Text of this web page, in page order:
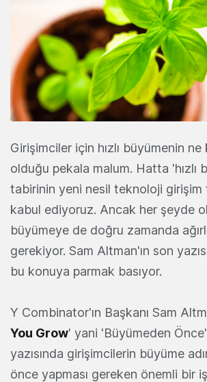
Girişimciler için hızlı büyümenin
olduğu pekala malum. Hatta 'hızlı
tabirinin yeni nesil teknoloji girişim
kabul ediyoruz. Ancak her şeyde
büyümeye de doğru zamanda
gerekiyor. Sam Altman'ın son
bu konuya parmak basıyor.
Y Combinator'ın Başkanı Sam
You Grow' yani 'Büyümeden Önce'
yazısında girişimcilerin büyüme
önce yapması gereken önemli bir